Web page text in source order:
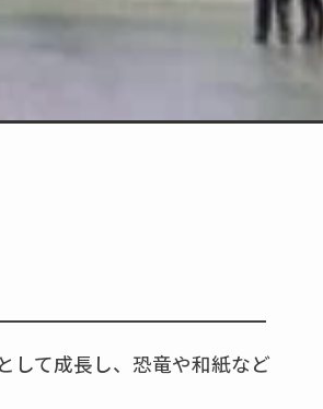
して成長し、恐竜や和紙など